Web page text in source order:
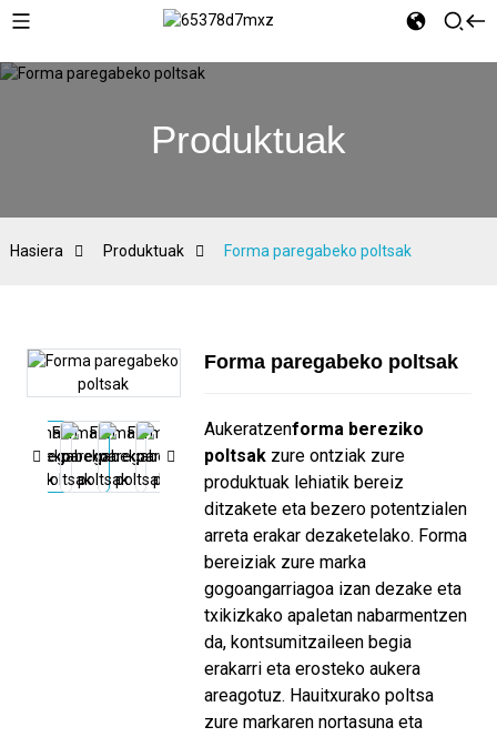
Produktuak
Hasiera Produktuak Forma paregabeko poltsak
Forma paregabeko poltsak
Aukeratzenforma bereziko
poltsakzure ontziak zure
produktuak lehiatik bereiz
ditzakete eta bezero potentzialen
arreta erakar dezaketelako. Forma
bereiziak zure marka
gogoangarriagoa izan dezake eta
txikizkako apaletan nabarmentzen
da, kontsumitzaileen begia
erakarri eta erosteko aukera
areagotuz. Hauitxurako poltsa
zure markaren nortasuna eta